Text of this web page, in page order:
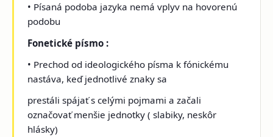
• Písaná podoba jazyka nemá vplyv na hovorenú
podobu
Fonetické písmo :
• Prechod od ideologického písma k fónickému
nastáva, keď jednotlivé znaky sa
prestáli spájať s celými pojmami a začali
označovať menšie jednotky ( slabiky, neskôr
hlásky)